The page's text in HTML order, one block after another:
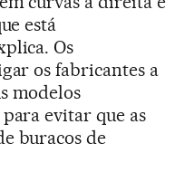
está
Os
os fabricantes a
modelos
evitar que as
buracos de